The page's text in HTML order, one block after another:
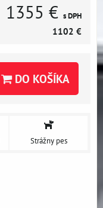
1355 € s DPH
1102 €
DO KOŠÍKA
Strážny pes